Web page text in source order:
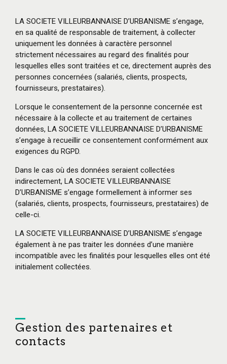
LA SOCIETE VILLEURBANNAISE D’URBANISME s’engage,
en sa qualité de responsable de traitement, à collecter
uniquement les données à caractère personnel
strictement nécessaires au regard des finalités pour
lesquelles elles sont traitées et ce, directement auprès des
personnes concernées (salariés, clients, prospects,
fournisseurs, prestataires).
Lorsque le consentement de la personne concernée est
nécessaire à la collecte et au traitement de certaines
données, LA SOCIETE VILLEURBANNAISE D’URBANISME
s’engage à recueillir ce consentement conformément aux
exigences du RGPD.
Dans le cas où des données seraient collectées
indirectement, LA SOCIETE VILLEURBANNAISE
D’URBANISME s’engage formellement à informer ses
(salariés, clients, prospects, fournisseurs, prestataires) de
celle-ci.
LA SOCIETE VILLEURBANNAISE D’URBANISME s’engage
également à ne pas traiter les données d’une manière
incompatible avec les finalités pour lesquelles elles ont été
initialement collectées.
Gestion des partenaires et
contacts